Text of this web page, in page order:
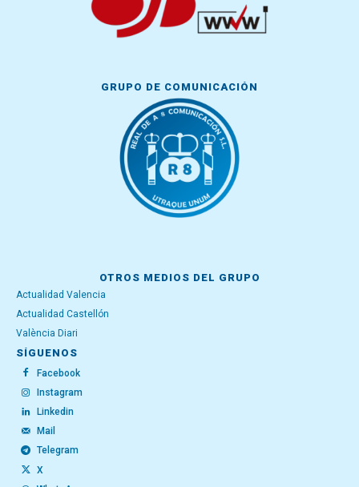
GRUPO DE COMUNICACIÓN
OTROS MEDIOS DEL GRUPO
Actualidad Valencia
Actualidad Castellón
València Diari
SÍGUENOS
Facebook
Instagram
Linkedin
Mail
Telegram
X